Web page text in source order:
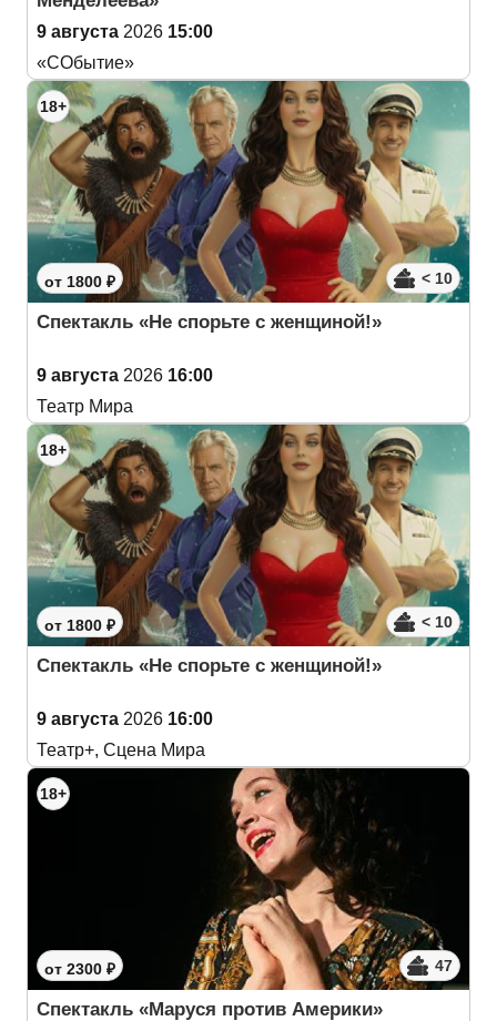
9 августа 2026 15:00
«СОбытие»
18+
от 1800 ₽ < 10
Спектакль «Не спорьте с женщиной!»
9 августа 2026 16:00
Театр Мира
18+
от 1800 ₽ < 10
Спектакль «Не спорьте с женщиной!»
9 августа 2026 16:00
Театр+, Сцена Мира
18+
от 2300 ₽ 47
Спектакль «Маруся против Америки»